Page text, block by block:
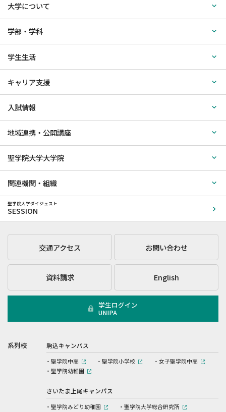
大学について
学部・学科
学生生活
キャリア支援
入試情報
地域連携・公開講座
聖学院大学大学院
関連機関・組織
聖学院大学ダイジェスト
SESSION
交通アクセス お問い合わせ
資料請求 English
系列校 駒込キャンパス
聖学院中高 聖学院小学校
女子聖学院中高
聖学院幼稚園
さいたま上尾キャンパス
聖学院みどり幼稚園 聖学院大学総合研究所
学生ログイン
UNIPA